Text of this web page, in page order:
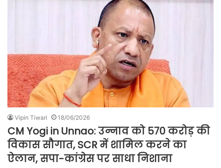
Vipin Tiwari 18/06/2026
CM Yogi in Unnao: उन्नाव को 570 करोड़ की
विकास सौगात, SCR में शामिल करने का
ऐलान, सपा-कांग्रेस पर साधा निशाना